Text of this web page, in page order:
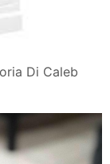
Di Caleb